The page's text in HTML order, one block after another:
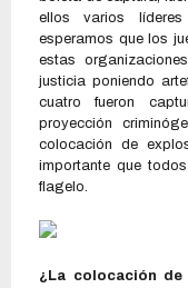
ellos varios líderes
esperamos que los
estas
justicia poniendo
cuatro fueron
proyección
colocación de
importante que
flagelo.
¿La colocación